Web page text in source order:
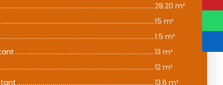
28.20 m²
15 m²
1.5 m²
13 m²
12 m²
13.6 m²